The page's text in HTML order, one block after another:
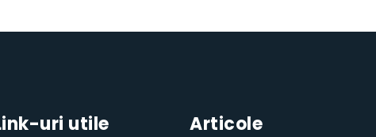
uri utile Articole